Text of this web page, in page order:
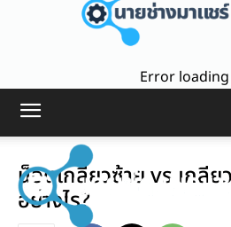
Error
น็อตเกลียวซ้าย vs เกลีย
อย่างไร?